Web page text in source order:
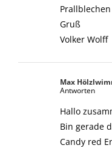
Gruß
Volker Wolff
Max
Antworten
Hallo
Bin gerade
Candy red